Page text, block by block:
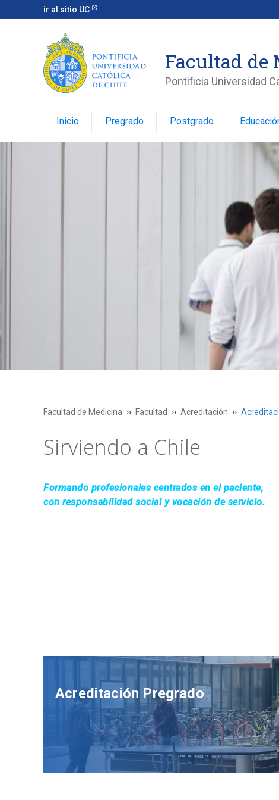
ir al sitio UC
Facultad de
Pontificia Universidad
Inicio Pregrado Postgrado
Facultad de Medicina Facultad Acreditación
Sirviendo a Chile
Formando profesionales centrados en el paciente,
con responsabilidad social y vocación de servicio.
Acreditación Pregrado